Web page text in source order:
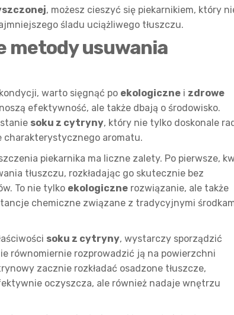
, możesz cieszyć się piekarnikiem, który
śladu uciążliwego tłuszczu.
metody usuwania
warto sięgnąć po ekologiczne i zdrowe
efektywność, ale także dbają o środowisko.
soku z cytryny, który nie tylko doskonale
charakterystycznego aromatu.
piekarnika ma liczne zalety. Po pierwsze,
tłuszczu, rozkładając go skutecznie bez
To nie tylko ekologiczne rozwiązanie, ale także
chemiczne związane z tradycyjnymi
soku z cytryny, wystarczy sporządzić
równomiernie rozprowadzić ją na powierzchni
zacznie rozkładać osadzone tłuszcze,
oczyszcza, ale również nadaje wnętrzu